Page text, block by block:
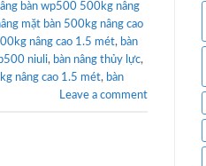
bàn wp500 500kg nâng
mặt bàn 500kg nâng cao
nâng cao 1.5 mét, bàn
niuli, bàn nâng thủy lực,
nâng cao 1.5 mét, bàn
Leave a comment